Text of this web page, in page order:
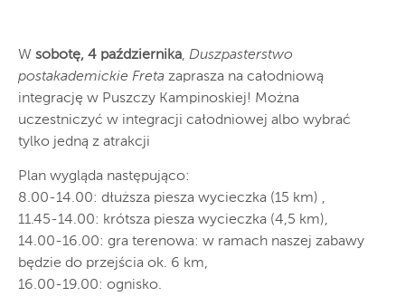
W sobotę, 4 października, Duszpasterstwo
postakademickie Freta zaprasza na całodniową
integrację w Puszczy Kampinoskiej! Można
uczestniczyć w integracji całodniowej albo wybrać
tylko jedną z atrakcji
Plan wygląda następująco:
8.00-14.00: dłuższa piesza wycieczka (15 km) ,
11.45-14.00: krótsza piesza wycieczka (4,5 km),
14.00-16.00: gra terenowa: w ramach naszej zabawy
będzie do przejścia ok. 6 km,
16.00-19.00: ognisko.